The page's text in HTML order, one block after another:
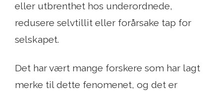
eller utbrenthet hos underordnede,
redusere selvtillit eller forårsake tap for
selskapet.
Det har vært mange forskere som har lagt
merke til dette fenomenet, og det er